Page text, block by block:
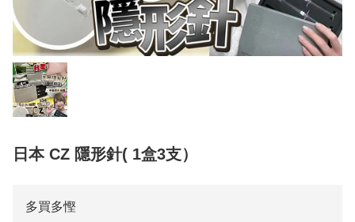
日本 CZ 隱形針( 1盒3支）
多買多慳